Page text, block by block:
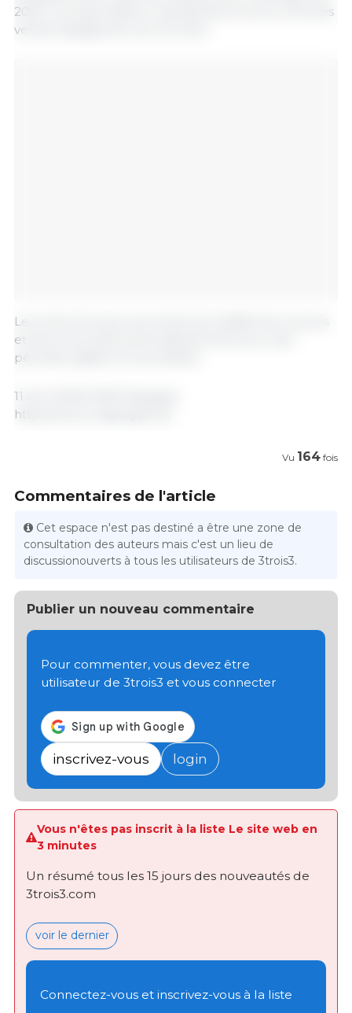
2020, ces exportations représentent encore 31 % des
ventes espagnoles vers la Chine.
Le protocole aura une durée de validité de cinq ans
et sera renouvelé automatiquement pour des
périodes égales et successives.
11 avril 2025/ MAP/ Espagne
https://www.mapa.gob.es/
Vu 164 fois
Commentaires de l'article
Cet espace n'est pas destiné a être une zone de
consultation des auteurs mais c'est un lieu de
discussionouverts à tous les utilisateurs de 3trois3.
Publier un nouveau commentaire
Pour commenter, vous devez être
utilisateur de 3trois3 et vous connecter
inscrivez-vous login
Vous n'êtes pas inscrit à la liste Le site web en
3 minutes
Un résumé tous les 15 jours des nouveautés de
3trois3.com
voir le dernier
Connectez-vous et inscrivez-vous à la liste